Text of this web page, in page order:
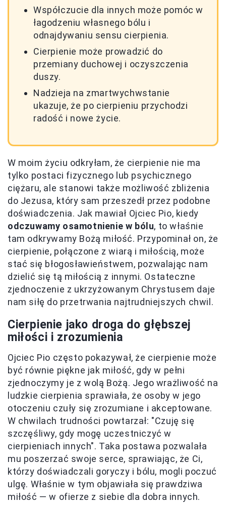
Współczucie dla innych może pomóc w
łagodzeniu własnego bólu i
odnajdywaniu sensu cierpienia.
Cierpienie może prowadzić do
przemiany duchowej i oczyszczenia
duszy.
Nadzieja na zmartwychwstanie
ukazuje, że po cierpieniu przychodzi
radość i nowe życie.
W moim życiu odkryłam, że cierpienie nie ma
tylko postaci fizycznego lub psychicznego
ciężaru, ale stanowi także możliwość zbliżenia
do Jezusa, który sam przeszedł przez podobne
doświadczenia. Jak mawiał Ojciec Pio, kiedy
odczuwamy osamotnienie w bólu, to właśnie
tam odkrywamy Bożą miłość. Przypominał on, że
cierpienie, połączone z wiarą i miłością, może
stać się błogosławieństwem, pozwalając nam
dzielić się tą miłością z innymi. Ostateczne
zjednoczenie z ukrzyżowanym Chrystusem daje
nam siłę do przetrwania najtrudniejszych chwil.
Cierpienie jako droga do głębszej
miłości i zrozumienia
Ojciec Pio często pokazywał, że cierpienie może
być równie piękne jak miłość, gdy w pełni
zjednoczymy je z wolą Bożą. Jego wrażliwość na
ludzkie cierpienia sprawiała, że osoby w jego
otoczeniu czuły się zrozumiane i akceptowane.
W chwilach trudności powtarzał: "Czuję się
szczęśliwy, gdy mogę uczestniczyć w
cierpieniach innych". Taka postawa pozwalała
mu poszerzać swoje serce, sprawiając, że Ci,
którzy doświadczali goryczy i bólu, mogli poczuć
ulgę. Właśnie w tym objawiała się prawdziwa
miłość — w ofierze z siebie dla dobra innych.